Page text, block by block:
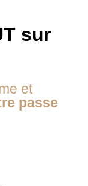
sur
et
passe